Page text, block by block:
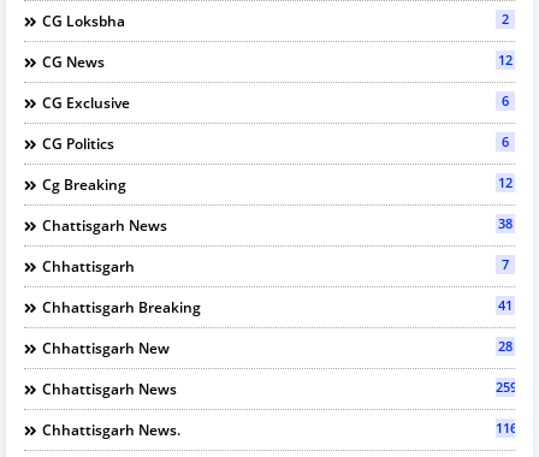
CG Loksbha 2
CG News 12
CG Exclusive 6
CG Politics 6
Cg Breaking 12
Chattisgarh News 38
Chhattisgarh 7
Chhattisgarh Breaking 41
Chhattisgarh New 28
Chhattisgarh News 2595
Chhattisgarh News. 116